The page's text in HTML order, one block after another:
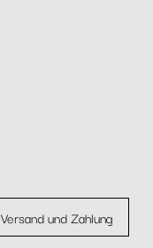
Versand und Zahlung